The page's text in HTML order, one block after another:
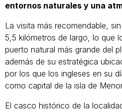
entornos naturales y una
La visita más recomendable,
5,5 kilómetros de largo, lo que
puerto natural más grande del
además de su estratégica
por los que los ingleses en su
como capital de la isla de
El casco histórico de la